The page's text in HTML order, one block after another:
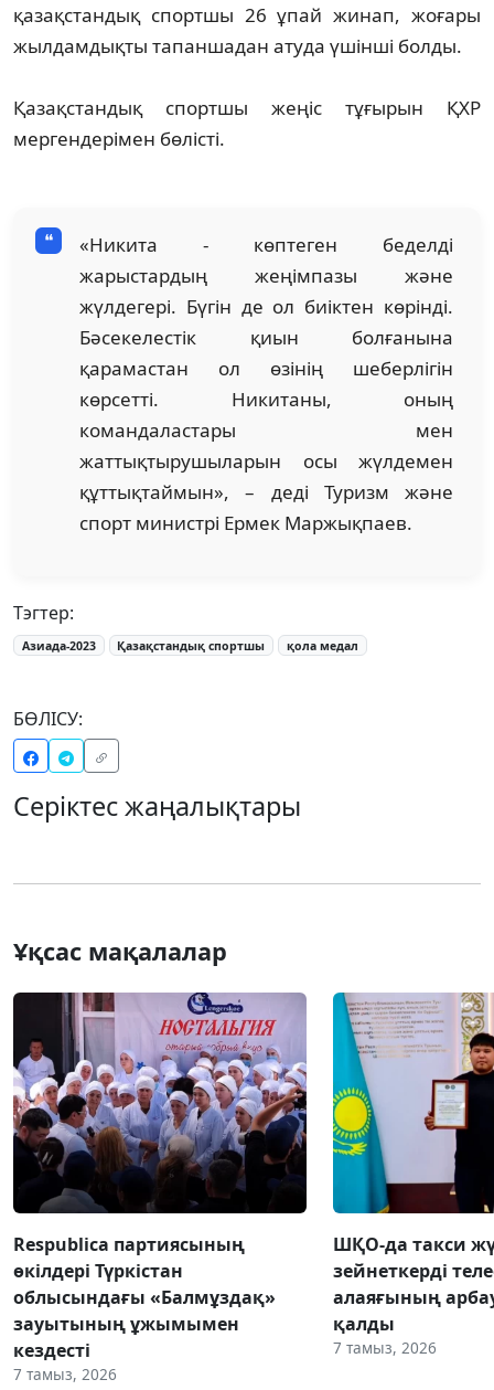
қазақстандық спортшы 26 ұпай жинап, жоғары
жылдамдықты тапаншадан атуда үшінші болды.
Қазақстандық спортшы жеңіс тұғырын ҚХР
мергендерімен бөлісті.
«Никита - көптеген беделді
жарыстардың жеңімпазы және
жүлдегері. Бүгін де ол биіктен көрінді.
Бәсекелестік қиын болғанына
қарамастан ол өзінің шеберлігін
көрсетті. Никитаны, оның
командаластары мен
жаттықтырушыларын осы жүлдемен
құттықтаймын», – деді Туризм және
спорт министрі Ермек Маржықпаев.
Тэгтер:
Азиада-2023 Қазақстандық спортшы қола медал
БӨЛІСУ:
Серіктес жаңалықтары
Ұқсас мақалалар
Respublica партиясының
өкілдері Түркістан
облысындағы «Балмұздақ»
зауытының ұжымымен
кездесті
7 тамыз, 2026
ШҚО-да такси
зейнеткерді
алаяғының
қалды
7 тамыз, 2026